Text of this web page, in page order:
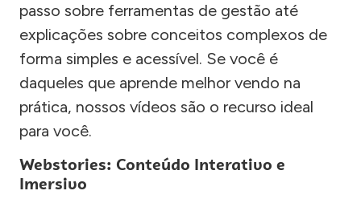
passo sobre ferramentas de gestão até
explicações sobre conceitos complexos de
forma simples e acessível. Se você é
daqueles que aprende melhor vendo na
prática, nossos vídeos são o recurso ideal
para você.
Webstories: Conteúdo Interativo e
Imersivo